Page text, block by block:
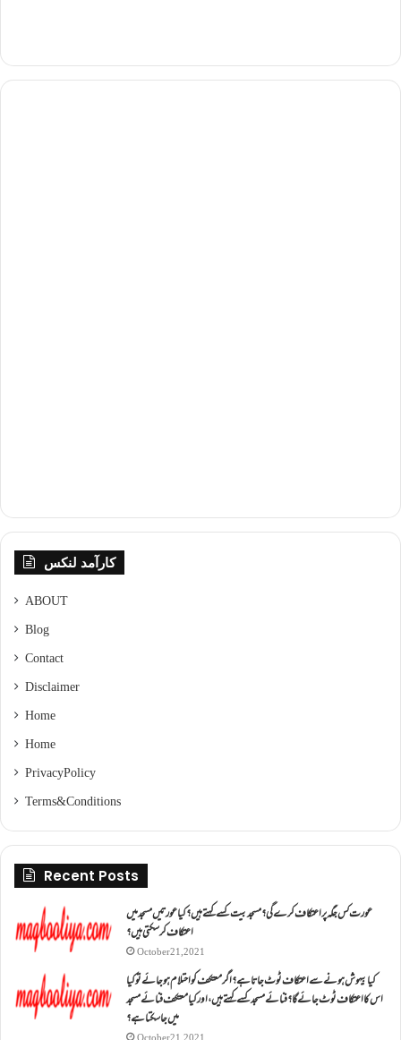
کارآمد لنکس
ABOUT
Blog
Contact
Disclaimer
Home
Home
Privacy Policy
Terms & Conditions
Recent Posts
عورت کس جگہ پر اعتکاف کرے گی؟مسجد بیت کسے کہتے ہیں؟کیا عورتیں مسجد میں
اعتکاف کر سکتی ہیں؟
October 21, 2021
کیا بیہوش ہونے سے اعتکاف ٹوٹ جاتا ہے؟ اگر معتکف کو احتلام ہو جائے تو کیا
اس کا اعتکاف ٹوٹ جائے گا؟فنائے مسجد کسے کہتے ہیں ، اور کیا معتکف فنائے مسجد
میں جا سکتا ہے؟